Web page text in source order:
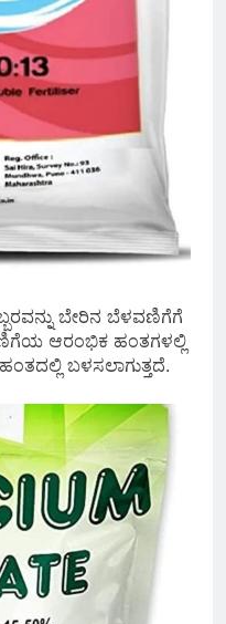
ಬೇರಿನ ಬೆಳವಣಿಗೆಗೆ
ಆರಂಭಿಕ ಹಂತಗಳಲ್ಲಿ
ಬಳಸಲಾಗುತ್ತದೆ.